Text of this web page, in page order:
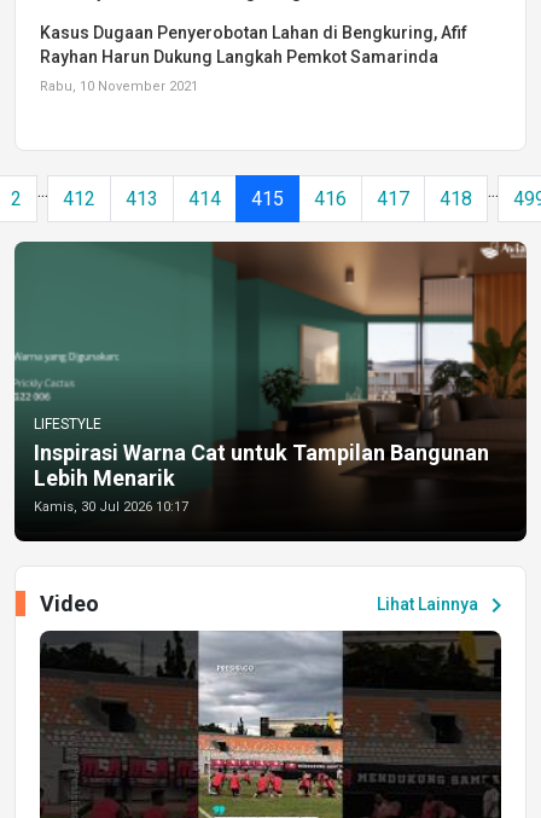
Kasus Dugaan Penyerobotan Lahan di Bengkuring, Afif
Rayhan Harun Dukung Langkah Pemkot Samarinda
Rabu, 10 November 2021
2 ... 412 413 414 415 416 417 418 ...
LIFESTYLE
Inspirasi Warna Cat untuk Tampilan Bangunan
Lebih Menarik
Kamis, 30 Jul 2026 10:17
Lihat Lainnya chevron_right
Video